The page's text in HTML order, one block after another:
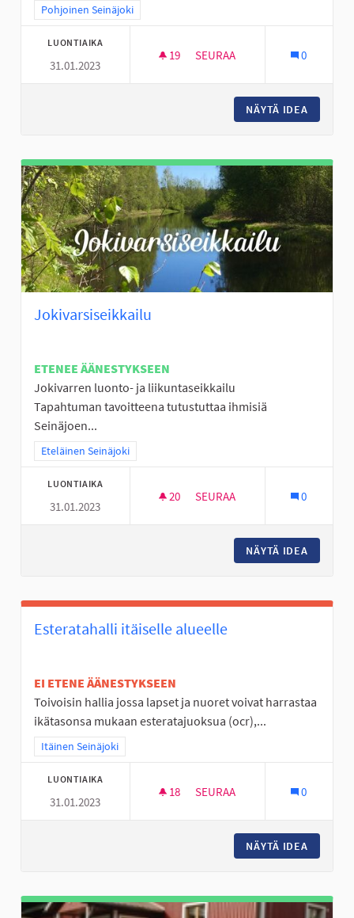
Rajaa tulokset teeman mukaan: Pohjoinen Seinäjoki
Pohjoinen Seinäjoki
LUONTIAIKA
31.01.2023
19 19 SEURAAJAA
SEURAA 0
NÄYTÄ IDEA
Jokivarsiseikkailu
ETENEE ÄÄNESTYKSEEN
Jokivarren luonto- ja liikuntaseikkailu
Tapahtuman tavoitteena tutustuttaa ihmisiä
Seinäjoen...
Rajaa tulokset teeman mukaan: Eteläinen Seinäjoki
Eteläinen Seinäjoki
LUONTIAIKA
31.01.2023
20 20 SEURAAJAA
SEURAA 0
NÄYTÄ IDEA
Esteratahalli itäiselle alueelle
EI ETENE ÄÄNESTYKSEEN
Toivoisin hallia jossa lapset ja nuoret voivat harrastaa
ikätasonsa mukaan esteratajuoksua (ocr),...
Rajaa tulokset teeman mukaan: Itäinen Seinäjoki
Itäinen Seinäjoki
LUONTIAIKA
31.01.2023
18 18 SEURAAJAA
SEURAA 0
NÄYTÄ IDEA